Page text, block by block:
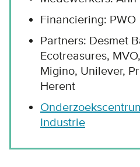
Financiering: PWO
Partners: Desmet
Ecotreasures,
Migino, Unilever,
Herent
Industrie